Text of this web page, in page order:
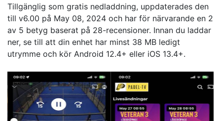
Tillgänglig som gratis nedladdning, uppdaterades den
till v6.00 på May 08, 2024 och har för närvarande en 2
av 5 betyg baserat på 28-recensioner. Innan du laddar
ner, se till att din enhet har minst 38 MB ledigt
utrymme och kör Android 12.4+ eller iOS 13.4+.